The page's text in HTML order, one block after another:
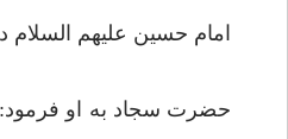
امام حسین علیهم السلام
حضرت سجاد به او